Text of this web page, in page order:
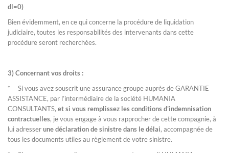
dl=0)
Bien évidemment, en ce qui concerne la procédure de liquidation
judiciaire, toutes les responsabilités des intervenants dans cette
procédure seront recherchées.
3) Concernant vos droits :
* Si vous avez souscrit une assurance groupe auprès de GARANTIE
ASSISTANCE, par l’intermédiaire de la société HUMANIA
CONSULTANTS, et si vous remplissez les conditions d’indemnisation
contractuelles, je vous engage à vous rapprocher de cette compagnie, à
lui adresserune déclaration de sinistre dans le délai, accompagnée de
tous les documents utiles au règlement de votre sinistre.